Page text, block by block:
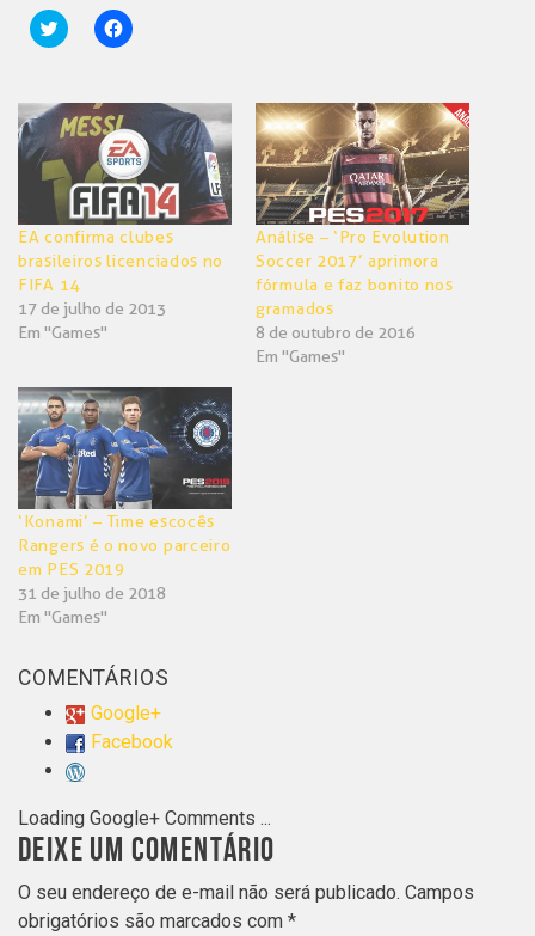
Clique
para
em
nova
janela)
Clique
para
em
janela)
EA confirma clubes
brasileiros licenciados no
FIFA 14
17 de julho de 2013
Em "Games"
Análise – ‘Pro Evolution
Soccer 2017’ aprimora
fórmula e faz bonito nos
gramados
8 de outubro de 2016
Em "Games"
‘Konami’ – Time escocês
Rangers é o novo parceiro
em PES 2019
31 de julho de 2018
Em "Games"
COMENTÁRIOS
Google+
Facebook
Loading Google+ Comments ...
DEIXE UM COMENTÁRIO
O seu endereço de e-mail não será publicado. Campos
obrigatórios são marcados com *